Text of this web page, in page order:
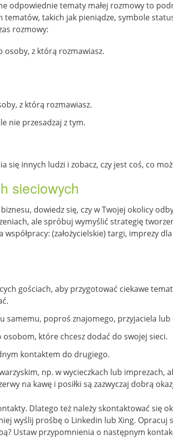
odpowiednie tematy małej rozmowy to
takich jak pieniądze, symbole
rozmowy:
osoby, z którą rozmawiasz.
z którą rozmawiasz.
nie przesadzaj z tym.
innych ludzi i zobacz, czy jest coś, co
sieciowych
dowiedz się, czy w Twojej okolicy
ale spróbuj wymyślić strategię
(założycielskie) targi, imprezy
gościach, aby przygotować ciekawe
samemu, poproś znajomego, przyjaciela lub
które chcesz dodać do swojej sieci.
kontaktem do drugiego.
np. w wycieczkach lub imprezach,
na kawę i posiłki są zazwyczaj dobrą
Dlatego też należy skontaktować się
wyślij prośbę o Linkedin lub Xing.
Ustaw przypomnienia o następnym